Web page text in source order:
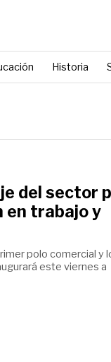
Historia
del sector
en trabajo y
polo comercial y
este viernes a